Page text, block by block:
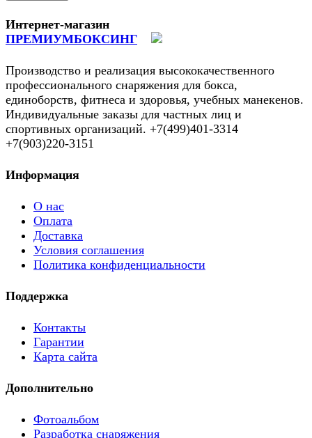
Интернет-магазин
ПРЕМИУМБОКСИНГ
Производство и реализация высококачественного
профессионального снаряжения для бокса,
единоборств, фитнеса и здоровья, учебных манекенов.
Индивидуальные заказы для частных лиц и
спортивных организаций. +7(499)401-3314
+7(903)220-3151
Информация
О нас
Оплата
Доставка
Условия соглашения
Политика конфиденциальности
Поддержка
Контакты
Гарантии
Карта сайта
Дополнительно
Фотоальбом
Разработка снаряжения